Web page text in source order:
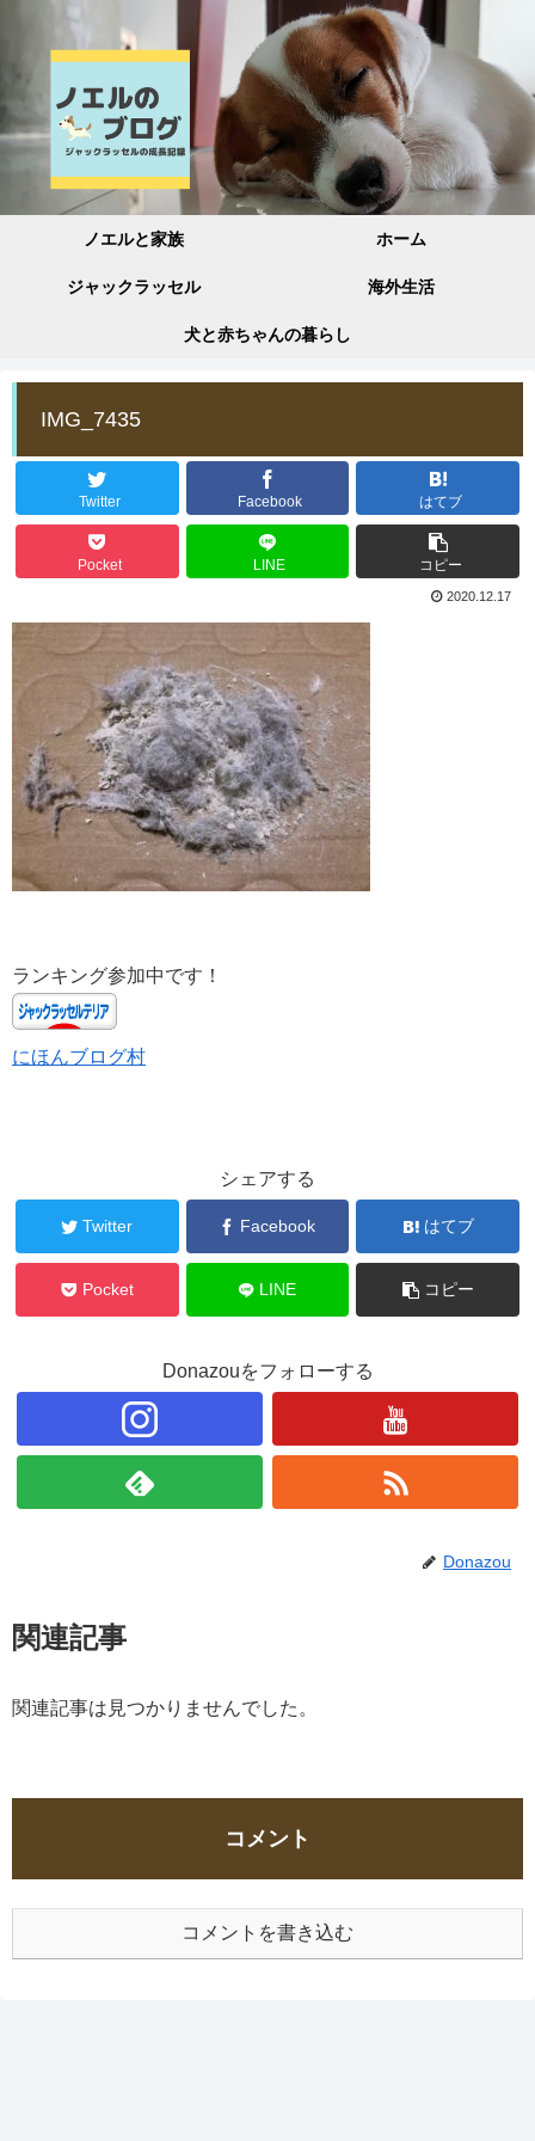
ノエルと家族 ホーム
ジャックラッセル 海外生活
犬と赤ちゃんの暮らし
IMG_7435
Twitter Facebook はてブ
Pocket LINE コピー
2020.12.17
ランキング参加中です！
にほんブログ村
シェアする
Twitter Facebook はてブ
Pocket LINE コピー
Donazouをフォローする
Donazou
関連記事
関連記事は見つかりませんでした。
コメント
コメントを書き込む